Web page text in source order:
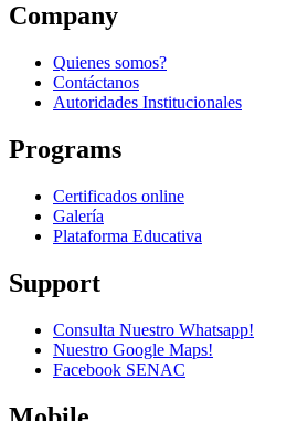
Company
Quienes somos?
Contáctanos
Autoridades Institucionales
Programs
Certificados online
Galería
Plataforma Educativa
Support
Consulta Nuestro Whatsapp!
Nuestro Google Maps!
Facebook SENAC